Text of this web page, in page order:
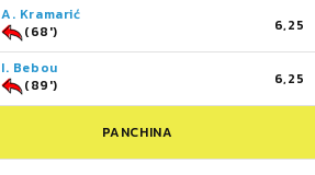
A. Kramarić
(68')
6,25
I. Bebou
(89')
6,25
PANCHINA